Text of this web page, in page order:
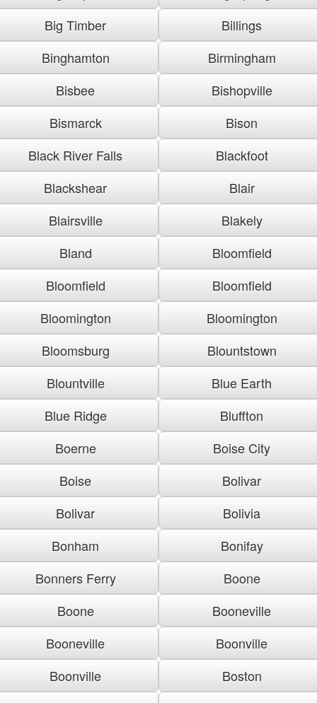
Big Timber
Billings
Binghamton
Birmingham
Bisbee
Bishopville
Bismarck
Bison
Black River Falls
Blackfoot
Blackshear
Blair
Blairsville
Blakely
Bland
Bloomfield
Bloomfield
Bloomfield
Bloomington
Bloomington
Bloomsburg
Blountstown
Blountville
Blue Earth
Blue Ridge
Bluffton
Boerne
Boise City
Boise
Bolivar
Bolivar
Bolivia
Bonham
Bonifay
Bonners Ferry
Boone
Boone
Booneville
Booneville
Boonville
Boonville
Boston